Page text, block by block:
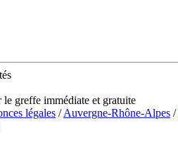
greffe immédiate et gratuite
légales /Auvergne-Rhône-Alpes /